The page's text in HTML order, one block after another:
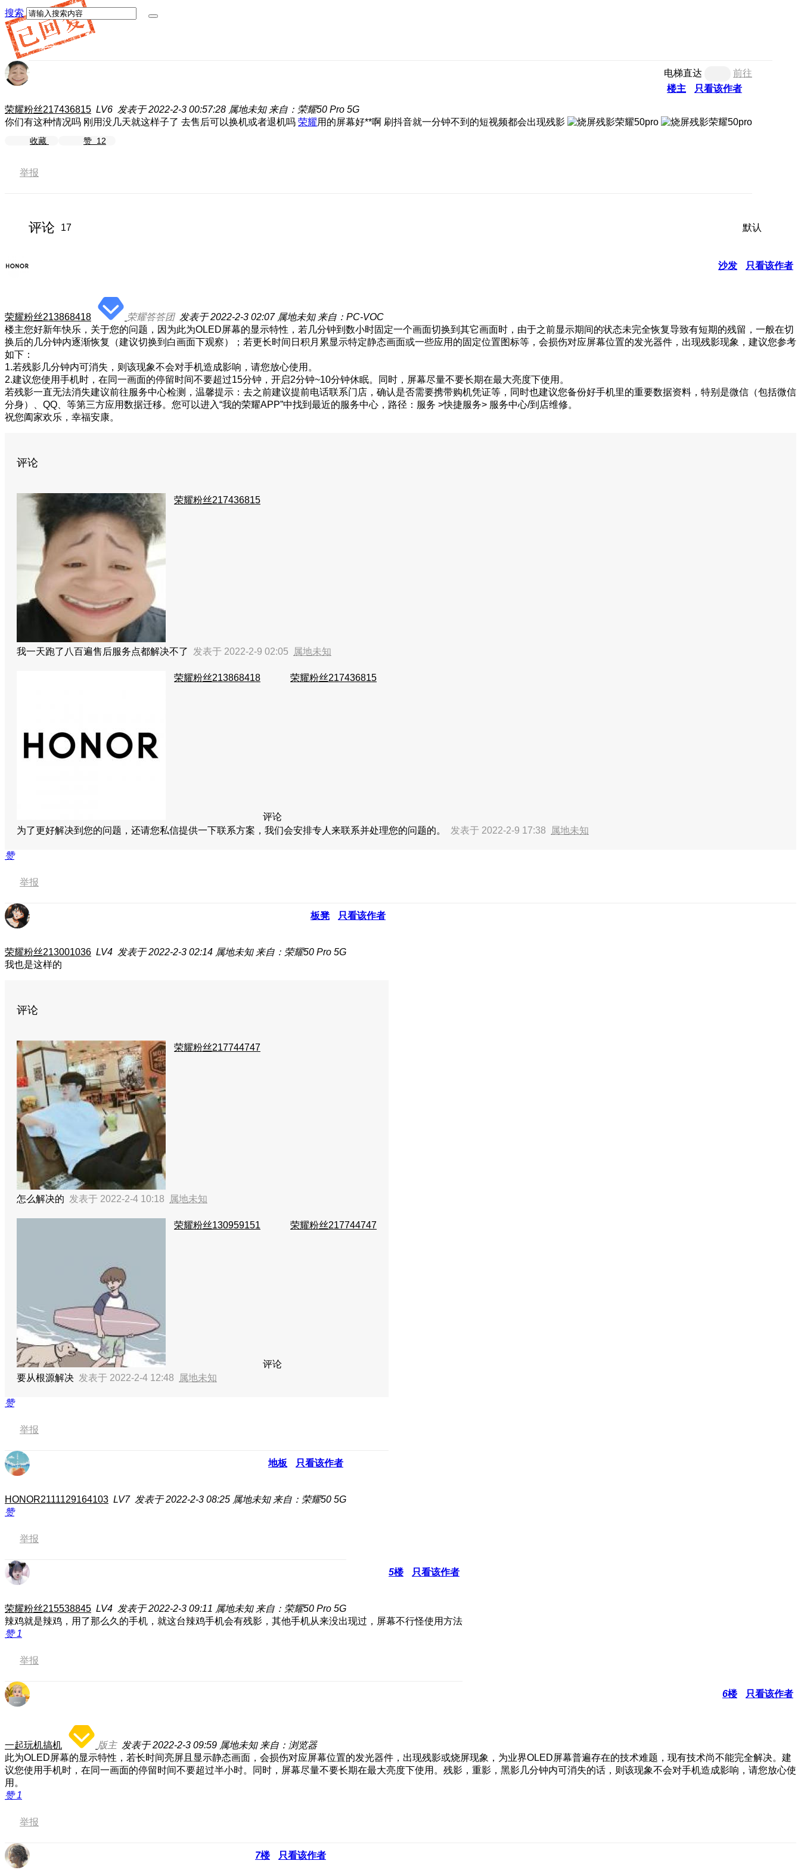
搜索
电梯直达
前往
楼主
只看该作者
荣耀粉丝217436815 LV6 发表于 2022-2-3 00:57:28 属地未知 来自：荣耀50 Pro 5G
你们有这种情况吗 刚用没几天就这样子了 去售后可以换机或者退机吗 荣耀用的屏幕好**啊 刷抖音就一分钟不到的短视频都会出现残影
收藏 赞 12
举报
评论 17 默认
沙发 只看该作者
荣耀粉丝213868418 荣耀答答团 发表于 2022-2-3 02:07 属地未知 来自：PC-VOC
楼主您好新年快乐，关于您的问题，因为此为OLED屏幕的显示特性，若几分钟到数小时固定一个画面切换到其它画面时，由于之前显示期间的状态未完全恢复导致有短期的残留，一般在切
换后的几分钟内逐渐恢复（建议切换到白画面下观察）；若更长时间日积月累显示特定静态画面或一些应用的固定位置图标等，会损伤对应屏幕位置的发光器件，出现残影现象，建议您参考
如下：
1.若残影几分钟内可消失，则该现象不会对手机造成影响，请您放心使用。
2.建议您使用手机时，在同一画面的停留时间不要超过15分钟，开启2分钟~10分钟休眠。同时，屏幕尽量不要长期在最大亮度下使用。
若残影一直无法消失建议前往服务中心检测，温馨提示：去之前建议提前电话联系门店，确认是否需要携带购机凭证等，同时也建议您备份好手机里的重要数据资料，特别是微信（包括微信
分身）、QQ、等第三方应用数据迁移。您可以进入“我的荣耀APP”中找到最近的服务中心，路径：服务 >快捷服务> 服务中心/到店维修。
祝您阖家欢乐，幸福安康。
评论
荣耀粉丝217436815
我一天跑了八百遍售后服务点都解决不了 发表于 2022-2-9 02:05 属地未知
荣耀粉丝213868418
评论
荣耀粉丝217436815
为了更好解决到您的问题，还请您私信提供一下联系方案，我们会安排专人来联系并处理您的问题的。 发表于 2022-2-9 17:38 属地未知
赞
举报
板凳 只看该作者
荣耀粉丝213001036 LV4 发表于 2022-2-3 02:14 属地未知 来自：荣耀50 Pro 5G
我也是这样的
评论
荣耀粉丝217744747
怎么解决的 发表于 2022-2-4 10:18 属地未知
荣耀粉丝130959151
评论
荣耀粉丝217744747
要从根源解决 发表于 2022-2-4 12:48 属地未知
赞
举报
地板 只看该作者
HONOR2111129164103 LV7 发表于 2022-2-3 08:25 属地未知 来自：荣耀50 5G
赞
举报
5楼 只看该作者
荣耀粉丝215538845 LV4 发表于 2022-2-3 09:11 属地未知 来自：荣耀50 Pro 5G
辣鸡就是辣鸡，用了那么久的手机，就这台辣鸡手机会有残影，其他手机从来没出现过，屏幕不行怪使用方法
赞1
举报
6楼 只看该作者
一起玩机搞机 版主 发表于 2022-2-3 09:59 属地未知 来自：浏览器
此为OLED屏幕的显示特性，若长时间亮屏且显示静态画面，会损伤对应屏幕位置的发光器件，出现残影或烧屏现象，为业界OLED屏幕普遍存在的技术难题，现有技术尚不能完全解决。建
议您使用手机时，在同一画面的停留时间不要超过半小时。同时，屏幕尽量不要长期在最大亮度下使用。残影，重影，黑影几分钟内可消失的话，则该现象不会对手机造成影响，请您放心使
用。
赞1
举报
7楼 只看该作者